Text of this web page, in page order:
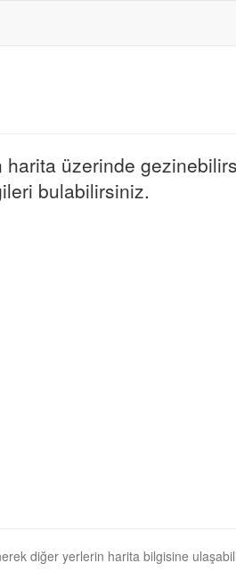
üzerinde
bulabilirsiniz.
diğer yerlerin harita bilgisine